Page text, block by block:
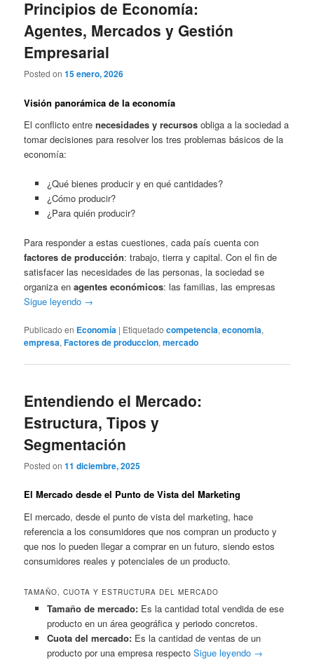
Principios de Economía:
Agentes, Mercados y Gestión
Empresarial
Posted on15 enero, 2026
Visión panorámica de la economía
El conflicto entrenecesidades y recursos obliga a la sociedad a
tomar decisiones para resolver los tres problemas básicos de la
economía:
¿Qué bienes producir y en qué cantidades?
¿Cómo producir?
¿Para quién producir?
Para responder a estas cuestiones, cada país cuenta con
factores de producción: trabajo, tierra y capital. Con el fin de
satisfacer las necesidades de las personas, la sociedad se
organiza enagentes económicos: las familias, las empresas
Sigue leyendo →
Publicado en Economía | Etiquetado competencia,economia,
empresa,Factores de produccion,mercado
Entendiendo el Mercado:
Estructura, Tipos y
Segmentación
Posted on11 diciembre, 2025
El Mercado desde el Punto de Vista del Marketing
El mercado, desde el punto de vista del marketing, hace
referencia a los consumidores que nos compran un producto y
que nos lo pueden llegar a comprar en un futuro, siendo estos
consumidores reales y potenciales de un producto.
TAMAÑO, CUOTA Y ESTRUCTURA DEL MERCADO
Tamaño de mercado:Es la cantidad total vendida de ese
producto en un área geográfica y periodo concretos.
Cuota del mercado:Es la cantidad de ventas de un
producto por una empresa respecto Sigue leyendo →